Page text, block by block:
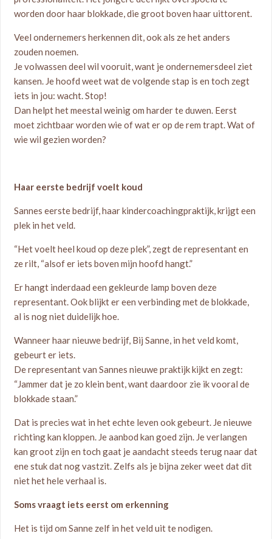
worden door haar blokkade, die groot boven haar uittorent.
Veel ondernemers herkennen dit, ook als ze het anders
zouden noemen.
Je volwassen deel wil vooruit, want je ondernemersdeel ziet
kansen. Je hoofd weet wat de volgende stap is en toch zegt
iets in jou: wacht. Stop!
Dan helpt het meestal weinig om harder te duwen. Eerst
moet zichtbaar worden wie of wat er op de rem trapt. Wat of
wie wil gezien worden?
Haar eerste bedrijf voelt koud
Sannes eerste bedrijf, haar kindercoachingpraktijk, krijgt een
plek in het veld.
“Het voelt heel koud op deze plek”, zegt de representant en
ze rilt, “alsof er iets boven mijn hoofd hangt.”
Er hangt inderdaad een gekleurde lamp boven deze
representant. Ook blijkt er een verbinding met de blokkade,
al is nog niet duidelijk hoe.
Wanneer haar nieuwe bedrijf, Bij Sanne, in het veld komt,
gebeurt er iets.
De representant van Sannes nieuwe praktijk kijkt en zegt:
“Jammer dat je zo klein bent, want daardoor zie ik vooral de
blokkade staan.”
Dat is precies wat in het echte leven ook gebeurt. Je nieuwe
richting kan kloppen. Je aanbod kan goed zijn. Je verlangen
kan groot zijn en toch gaat je aandacht steeds terug naar dat
ene stuk dat nog vastzit. Zelfs als je bijna zeker weet dat dit
niet het hele verhaal is.
Soms vraagt iets eerst om erkenning
Het is tijd om Sanne zelf in het veld uit te nodigen.